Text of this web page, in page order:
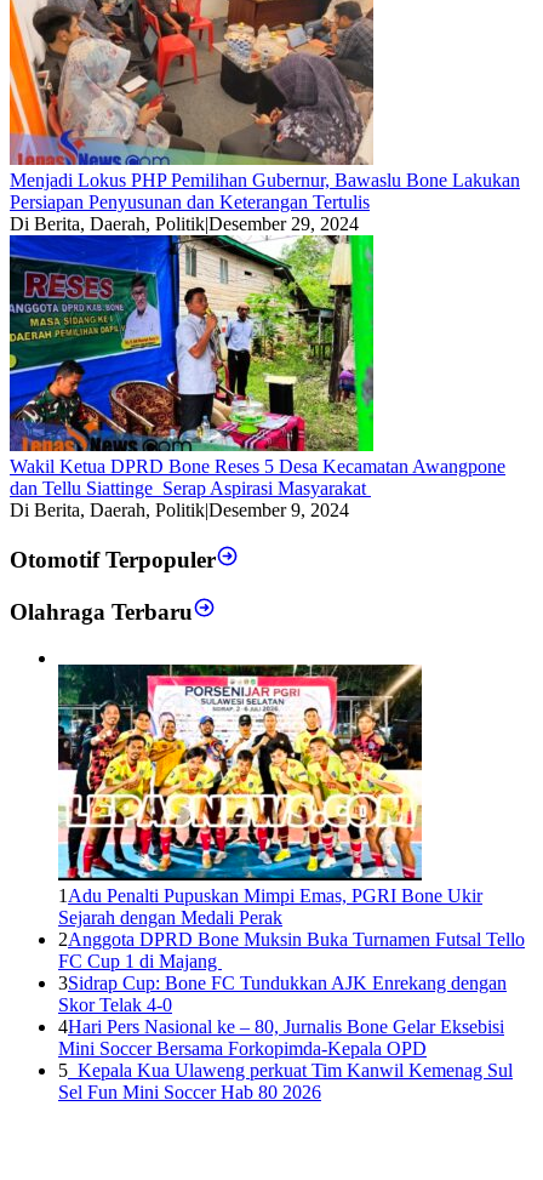
Menjadi Lokus PHP Pemilihan Gubernur, Bawaslu Bone Lakukan
Persiapan Penyusunan dan Keterangan Tertulis
Di Berita, Daerah, Politik|Desember 29, 2024
Wakil Ketua DPRD Bone Reses 5 Desa Kecamatan Awangpone
dan Tellu Siattinge Serap Aspirasi Masyarakat
Di Berita, Daerah, Politik|Desember 9, 2024
Otomotif Terpopuler
Olahraga Terbaru
1 Adu Penalti Pupuskan Mimpi Emas, PGRI Bone Ukir
Sejarah dengan Medali Perak
2Anggota DPRD Bone Muksin Buka Turnamen Futsal Tello
FC Cup 1 di Majang
3Sidrap Cup: Bone FC Tundukkan AJK Enrekang dengan
Skor Telak 4-0
4Hari Pers Nasional ke – 80, Jurnalis Bone Gelar Eksebisi
Mini Soccer Bersama Forkopimda-Kepala OPD
5 Kepala Kua Ulaweng perkuat Tim Kanwil Kemenag Sul
Sel Fun Mini Soccer Hab 80 2026